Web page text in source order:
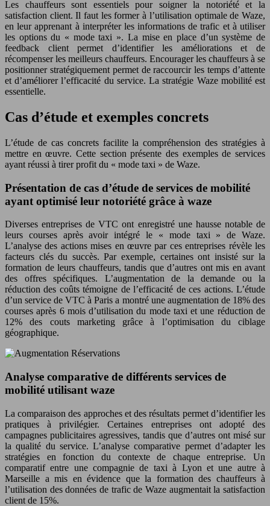
Les chauffeurs sont essentiels pour soigner la notoriété et la
satisfaction client. Il faut les former à l’utilisation optimale de Waze,
en leur apprenant à interpréter les informations de trafic et à utiliser
les options du « mode taxi ». La mise en place d’un système de
feedback client permet d’identifier les améliorations et de
récompenser les meilleurs chauffeurs. Encourager les chauffeurs à se
positionner stratégiquement permet de raccourcir les temps d’attente
et d’améliorer l’efficacité du service. La stratégie Waze mobilité est
essentielle.
Cas d’étude et exemples concrets
L’étude de cas concrets facilite la compréhension des stratégies à
mettre en œuvre. Cette section présente des exemples de services
ayant réussi à tirer profit du « mode taxi » de Waze.
Présentation de cas d’étude de services de mobilité
ayant optimisé leur notoriété grâce à waze
Diverses entreprises de VTC ont enregistré une hausse notable de
leurs courses après avoir intégré le « mode taxi » de Waze.
L’analyse des actions mises en œuvre par ces entreprises révèle les
facteurs clés du succès. Par exemple, certaines ont insisté sur la
formation de leurs chauffeurs, tandis que d’autres ont mis en avant
des offres spécifiques. L’augmentation de la demande ou la
réduction des coûts témoigne de l’efficacité de ces actions. L’étude
d’un service de VTC à Paris a montré une augmentation de 18% des
courses après 6 mois d’utilisation du mode taxi et une réduction de
12% des couts marketing grâce à l’optimisation du ciblage
géographique.
Analyse comparative de différents services de
mobilité utilisant waze
La comparaison des approches et des résultats permet d’identifier les
pratiques à privilégier. Certaines entreprises ont adopté des
campagnes publicitaires agressives, tandis que d’autres ont misé sur
la qualité du service. L’analyse comparative permet d’adapter les
stratégies en fonction du contexte de chaque entreprise. Un
comparatif entre une compagnie de taxi à Lyon et une autre à
Marseille a mis en évidence que la formation des chauffeurs à
l’utilisation des données de trafic de Waze augmentait la satisfaction
client de 15%.